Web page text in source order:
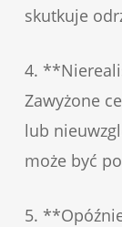
skutkuje
4.
Zawyżone
lub
może być
5.